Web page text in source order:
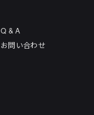
Q & A
お問い合わせ